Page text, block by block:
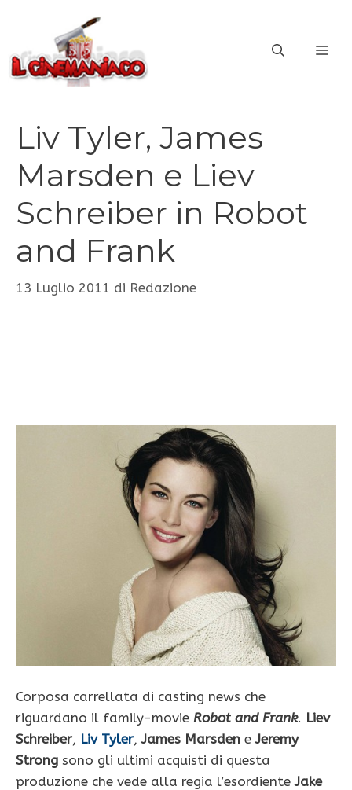
contenuto
Liv Tyler, James
Marsden e Liev
Schreiber in Robot
and Frank
13 Luglio 2011 di Redazione
Corposa carrellata di casting news che
riguardano il family-movie Robot and Frank. Liev
Schreiber, Liv Tyler,James Marsden eJeremy
Strong sono gli ultimi acquisti di questa
produzione che vede alla regia l’esordienteJake